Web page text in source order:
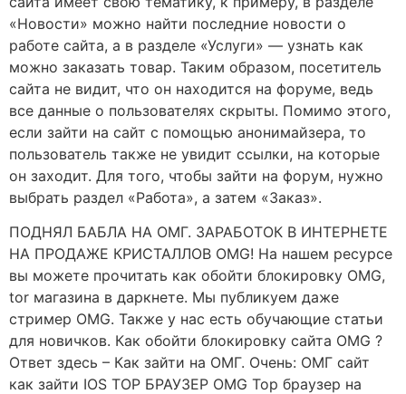
«Новости» можно найти последние новости о
работе сайта, а в разделе «Услуги» — узнать как
можно заказать товар. Таким образом, посетитель
сайта не видит, что он находится на форуме, ведь
все данные о пользователях скрыты. Помимо этого,
если зайти на сайт с помощью анонимайзера, то
пользователь также не увидит ссылки, на которые
он заходит. Для того, чтобы зайти на форум, нужно
выбрать раздел «Работа», а затем «Заказ».
ПОДНЯЛ БАБЛА НА ОМГ. ЗАРАБОТОК В ИНТЕРНЕТЕ
НА ПРОДАЖЕ КРИСТАЛЛОВ OMG! На нашем ресурсе
вы можете прочитать как обойти блокировку OMG,
tor магазина в даркнете. Мы публикуем даже
стример OMG. Также у нас есть обучающие статьи
для новичков. Как обойти блокировку сайта OMG ?
Ответ здесь – Как зайти на ОМГ. Очень: ОМГ сайт
как зайти IOS ТОР БРАУЗЕР OMG Тор браузер на